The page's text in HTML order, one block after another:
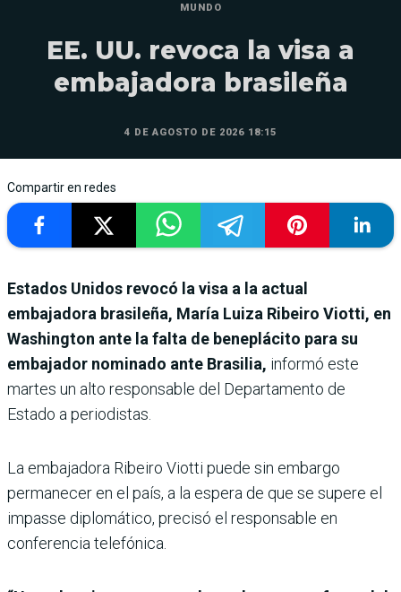
MUNDO
EE. UU. revoca la visa a
embajadora brasileña
4 DE AGOSTO DE 2026 18:15
Compartir en redes
Estados Unidos revocó la visa a la actual
embajadora brasileña, María Luiza Ribeiro Viotti, en
Washington ante la falta de beneplácito para su
embajador nominado ante Brasilia, informó este
martes un alto responsable del Departamento de
Estado a periodistas.
La embajadora Ribeiro Viotti puede sin embargo
permanecer en el país, a la espera de que se supere el
impasse diplomático, precisó el responsable en
conferencia telefónica.